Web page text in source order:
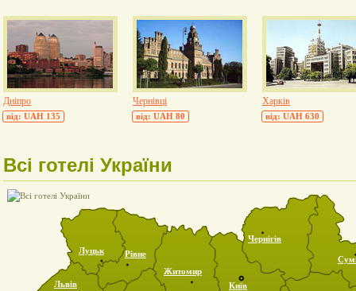
Дніпро
від: UAH 135
Чернівці
від: UAH 80
Харків
від: UAH 630
Всі готелі України
Львів
Луцьк Рівне
Житомир
Київ
Чернігів